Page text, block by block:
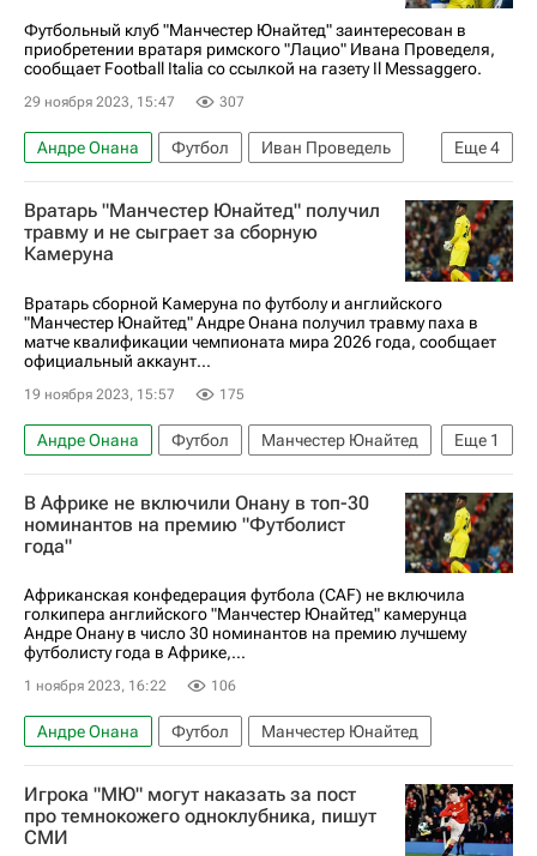
Футбольный клуб "Манчестер Юнайтед" заинтересован в
приобретении вратаря римского "Лацио" Ивана Проведеля,
сообщает Football Italia со ссылкой на газету Il Messaggero.
29 ноября 2023, 15:47 307
Еще4
Андре Онана Футбол
Иван Проведель
Лацио
Манчестер Юнайтед
Трансферы в АПЛ
Трансферы в Серии А
Вратарь "Манчестер Юнайтед" получил
травму и не сыграет за сборную
Камеруна
Вратарь сборной Камеруна по футболу и английского
"Манчестер Юнайтед" Андре Онана получил травму паха в
матче квалификации чемпионата мира 2026 года, сообщает
официальный аккаунт...
19 ноября 2023, 15:57 175
Еще 1
Андре Онана Футбол
Манчестер Юнайтед
Камерун
В Африке не включили Онану в топ-30
номинантов на премию "Футболист
года"
Африканская конфедерация футбола (CAF) не включила
голкипера английского "Манчестер Юнайтед" камерунца
Андре Онану в число 30 номинантов на премию лучшему
футболисту года в Африке,...
1 ноября 2023, 16:22 106
Андре Онана Футбол Манчестер Юнайтед
Игрока "МЮ" могут наказать за пост
про темнокожего одноклубника, пишут
СМИ